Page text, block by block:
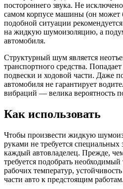
постороннего звука. Не
самом корпусе машины (он
подобной ситуации
на жидкую шумоизоляцию, а
автомобиля.
Структурный шум является
транспортного средства.
подвески и ходовой части. Даже
автомобиля не гарантирует
вибраций — велика вероятность
Как использовать
Чтобы произвести жидкую
руками не требуется
каждый автовладелец. Прежде,
требуется подобрать
рабочих температур,
части авто к предстоящим работам.